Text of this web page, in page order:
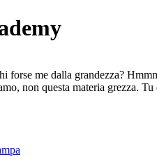
forse me dalla grandezza?
non questa materia grezza.